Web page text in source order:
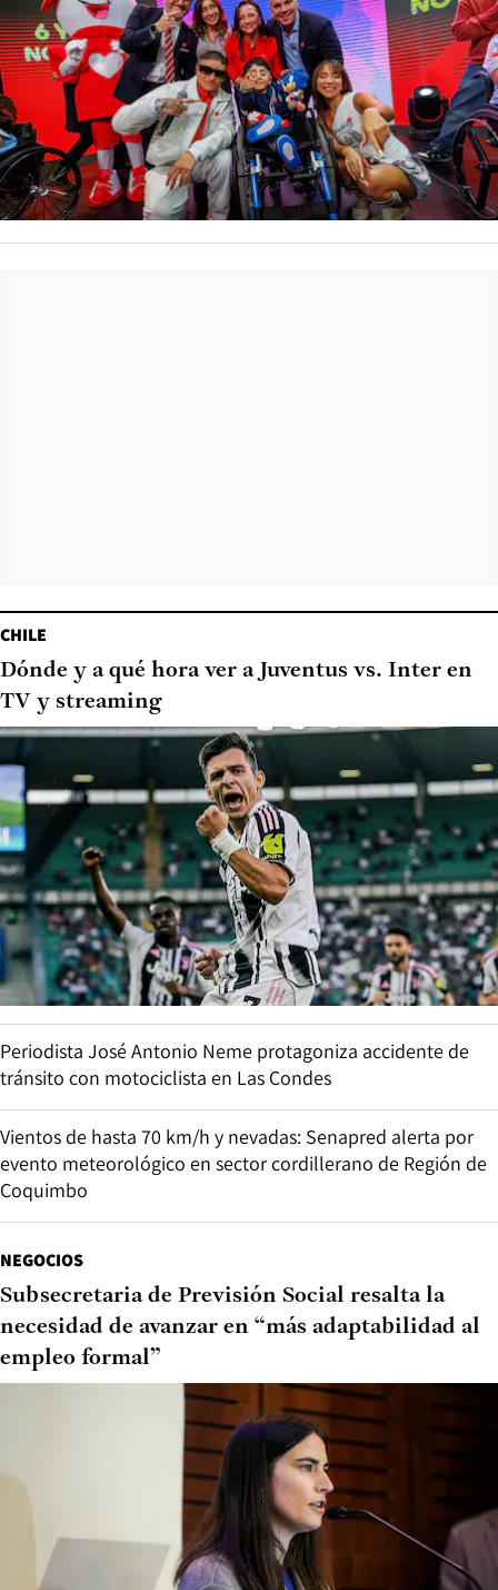
CHILE
Dónde y a qué hora ver a Juventus vs. Inter en
TV y streaming
Periodista José Antonio Neme protagoniza accidente de
tránsito con motociclista en Las Condes
Vientos de hasta 70 km/h y nevadas: Senapred alerta por
evento meteorológico en sector cordillerano de Región de
Coquimbo
NEGOCIOS
Subsecretaria de Previsión Social resalta la
necesidad de avanzar en “más adaptabilidad al
empleo formal”